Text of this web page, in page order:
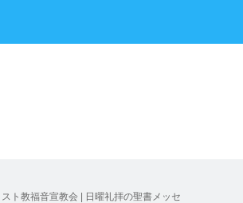
ト教福音宣教会 | 日曜礼拝の聖書メッセ